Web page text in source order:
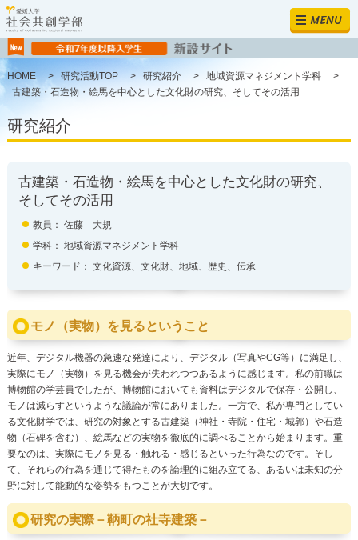
MENU
HOME > 研究活動TOP > 研究紹介 > 地域資源マネジメント学科
>
古建築・石造物・絵馬を中心とした文化財の研究、そしてその活用
研究紹介
古建築・石造物・絵馬を中心とした文化財の研究、
そしてその活用
教員： 佐藤 大規
学科： 地域資源マネジメント学科
キーワード： 文化資源、文化財、地域、歴史、伝承
モノ（実物）を見るということ
近年、デジタル機器の急速な発達により、デジタル（写真やCG等）に満足し、
実際にモノ（実物）を見る機会が失われつつあるように感じます。私の前職は
博物館の学芸員でしたが、博物館においても資料はデジタルで保存・公開し、
モノは減らすというような議論が常にありました。一方で、私が専門としてい
る文化財学では、研究の対象とする古建築（神社・寺院・住宅・城郭）や石造
物（石碑を含む）、絵馬などの実物を徹底的に調べることから始まります。重
要なのは、実際にモノを見る・触れる・感じるといった行為なのです。そし
て、それらの行為を通じて得たものを論理的に組み立てる、あるいは未知の分
野に対して能動的な姿勢をもつことが大切です。
研究の実際－鞆町の社寺建築－